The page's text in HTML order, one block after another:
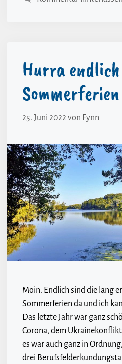
Hurra endlich
Sommerferien
25. Juni 2022 von Fynn
Moin. Endlich sind die lang
Sommerferien da und ich
Das letzte Jahr war ganz
Corona, dem
es war auch ganz in
drei